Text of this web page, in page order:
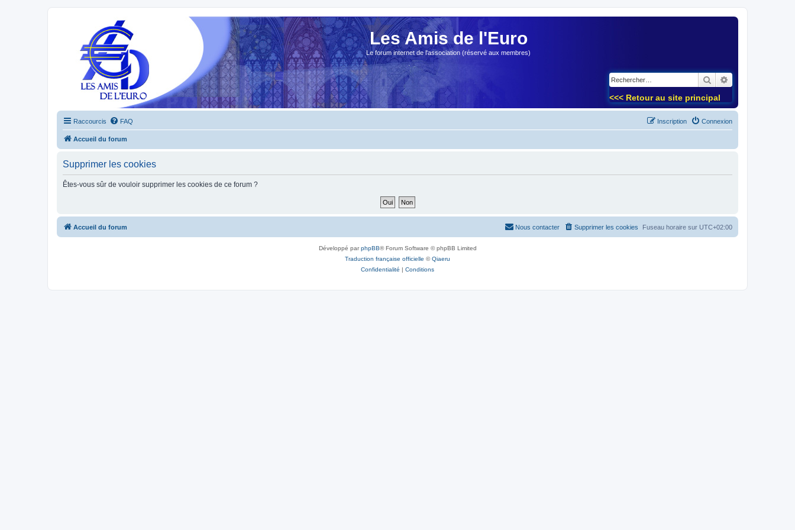
Les Amis de l'Euro
Le forum internet de l'association (réservé aux membres)
Rechercher
<<< Retour au site principal
Raccourcis FAQ Connexion
Inscription
Accueil du forum
Supprimer les cookies
Êtes-vous sûr de vouloir supprimer les cookies de ce forum ?
Accueil du forum Fuseau horaire sur UTC+02:00
Supprimer les cookies
Nous contacter
Développé parphpBB® Forum Software © phpBB Limited
Traduction française officielle ©Qiaeru
Confidentialité | Conditions